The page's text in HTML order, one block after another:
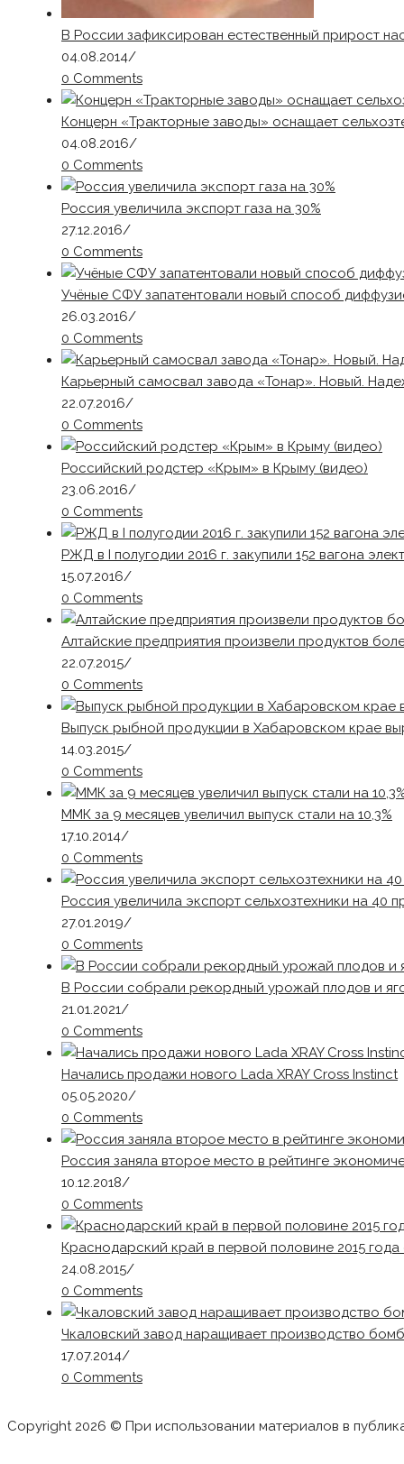
В России зафиксирован естественный прирост
04.08.2014/
0 Comments
Концерн «Тракторные заводы» оснащает
04.08.2016/
0 Comments
Россия увеличила экспорт газа на 30%
27.12.2016/
0 Comments
Учёные СФУ запатентовали новый способ
26.03.2016/
0 Comments
Карьерный самосвал завода «Тонар». Новый.
22.07.2016/
0 Comments
Российский родстер «Крым» в Крыму (видео)
23.06.2016/
0 Comments
РЖД в I полугодии 2016 г. закупили 152 вагона
15.07.2016/
0 Comments
Алтайские предприятия произвели продуктов
22.07.2015/
0 Comments
Выпуск рыбной продукции в Хабаровском крае
14.03.2015/
0 Comments
ММК за 9 месяцев увеличил выпуск стали на 10,3%
17.10.2014/
0 Comments
Россия увеличила экспорт сельхозтехники на 40
27.01.2019/
0 Comments
В России собрали рекордный урожай плодов и
21.01.2021/
0 Comments
Начались продажи нового Lada XRAY Cross Instinct
05.05.2020/
0 Comments
Россия заняла второе место в рейтинге
10.12.2018/
0 Comments
Краснодарский край в первой половине 2015
24.08.2015/
0 Comments
Чкаловский завод наращивает производство
17.07.2014/
0 Comments
Copyright 2026 © При использовании материалов в